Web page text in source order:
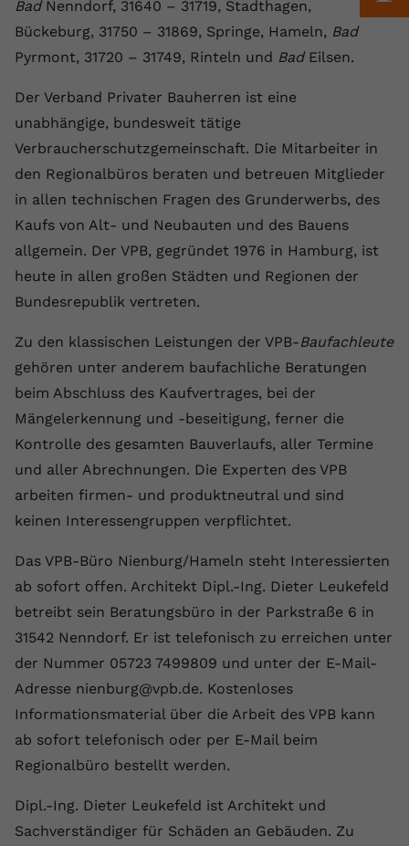
BadNenndorf, 31640 – 31719, Stadthagen,
Bückeburg, 31750 – 31869, Springe, Hameln, Bad
Pyrmont, 31720 – 31749, Rinteln und BadEilsen.
Der Verband Privater Bauherren ist eine
unabhängige, bundesweit tätige
Verbraucherschutzgemeinschaft. Die Mitarbeiter in
den Regionalbüros beraten und betreuen Mitglieder
in allen technischen Fragen des Grunderwerbs, des
Kaufs von Alt- und Neubauten und des Bauens
allgemein. Der VPB, gegründet 1976 in Hamburg, ist
heute in allen großen Städten und Regionen der
Bundesrepublik vertreten.
Zu den klassischen Leistungen der VPB-Baufachleute
gehören unter anderem baufachliche Beratungen
beim Abschluss des Kaufvertrages, bei der
Mängelerkennung und -beseitigung, ferner die
Kontrolle des gesamten Bauverlaufs, aller Termine
und aller Abrechnungen. Die Experten des VPB
arbeiten firmen- und produktneutral und sind
keinen Interessengruppen verpflichtet.
Das VPB-Büro Nienburg/Hameln steht Interessierten
ab sofort offen. Architekt Dipl.-Ing. Dieter Leukefeld
betreibt sein Beratungsbüro in der Parkstraße 6 in
31542 Nenndorf. Er ist telefonisch zu erreichen unter
der Nummer 05723 7499809 und unter der E-Mail-
Adresse nienburg@vpb.de. Kostenloses
Informationsmaterial über die Arbeit des VPB kann
ab sofort telefonisch oder per E-Mail beim
Regionalbüro bestellt werden.
Dipl.-Ing. Dieter Leukefeld ist Architekt und
Sachverständiger für Schäden an Gebäuden. Zu
Laufzeit 1 Jahr
Zweck
Dieser Wert speichert Ihre Consent-
Einstellungen. Unter anderem eine
historische Speicherung Ihrer
vorgenommen Einstellungen, falls der
Webseiten-Betreiber dies eingestellt
Name fe_typo_user
Anbieter VPB.de
Laufzeit Session
Zweck
Dieses Cookie wird verwendet, um die
Speicherung von
Benutzereinstellungen zu ermöglichen.
Zweck
wiederzuerkennen und statistische
Informationen zur Nutzung der
Website zu erfassen.
Name _gcl au
Zweck
Wird von Google Ads für das
Conversion-Tracking verwendet, um
Cookie-Informationen anzeigen
Externe Inhalte
um Ihnen zusätzliche Informationen anzubieten.
Anbieter vimeo.com
Zweck
Vimeo installiert dieses Cookie, um
Tracking-Informationen zu sammeln,
setzt.
Name CONSENT
Anbieter youtube.com
Laufzeit 2 Jahre
Zweck
eingebettete YouTube-Videos und
Name yt-remote-device-id
Laufzeit Session
Zweck
Videopräferenzen des Benutzers zu
speichern, der eingebettete YouTube-
Cookie-Informationen anzeigen